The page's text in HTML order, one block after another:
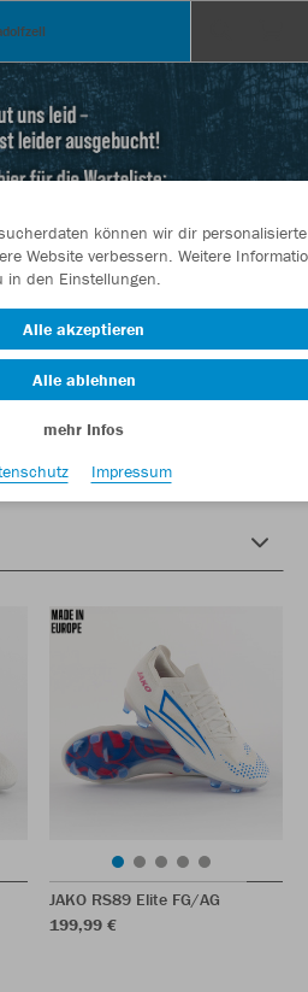
im Teamshop JAKO
FC 03 Radolfzell
JAKO RS89 Elite FG/AG
199,99 €
können wir dir personalisierte
Website verbessern. Weitere
in den Einstellungen.
Alle akzeptieren
Alle ablehnen
mehr Infos
Impressum